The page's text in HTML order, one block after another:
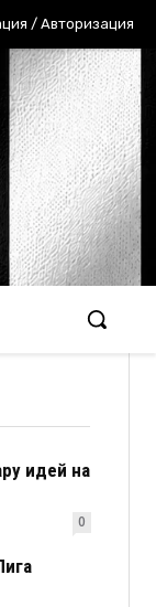
/ Авторизация
идей на
0